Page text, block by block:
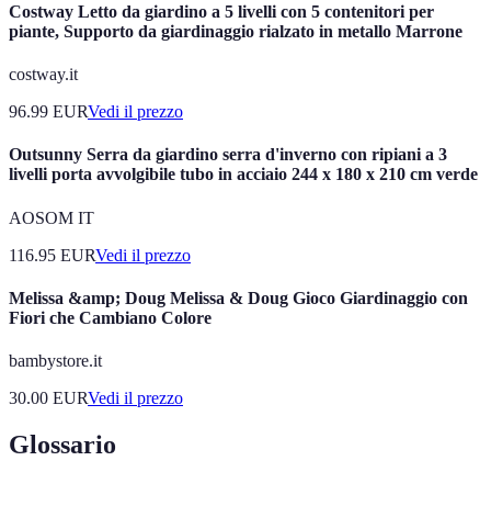
Costway Letto da giardino a 5 livelli con 5 contenitori per
piante, Supporto da giardinaggio rialzato in metallo Marrone
costway.it
96.99 EURVedi il prezzo
Outsunny Serra da giardino serra d'inverno con ripiani a 3
livelli porta avvolgibile tubo in acciaio 244 x 180 x 210 cm verde
AOSOM IT
116.95 EURVedi il prezzo
Melissa &amp; Doug Melissa & Doug Gioco Giardinaggio con
Fiori che Cambiano Colore
bambystore.it
30.00 EURVedi il prezzo
Glossario